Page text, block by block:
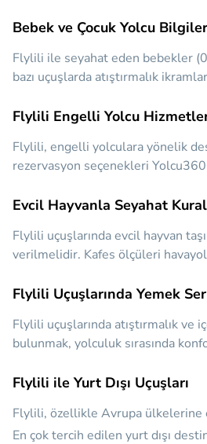
Bebek ve Çocuk Yolcu
Flylili ile seyahat eden bebekler
bazı uçuşlarda atıştırmalık
Flylili Engelli Yolcu
Flylili, engelli yolculara yönelik
rezervasyon seçenekleri
Evcil Hayvanla Seyahat
Flylili uçuşlarında evcil hayvan
verilmelidir. Kafes ölçüleri
Flylili Uçuşlarında Yemek
Flylili uçuşlarında atıştırmalık
bulunmak, yolculuk sırasında
Flylili ile Yurt Dışı Uçuşları
Flylili, özellikle Avrupa ülkelerine
En çok tercih edilen yurt dışı